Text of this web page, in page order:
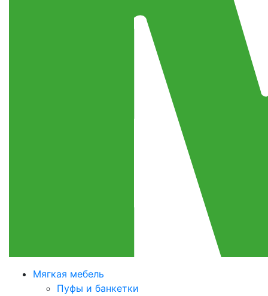
Мягкая мебель
Пуфы и банкетки